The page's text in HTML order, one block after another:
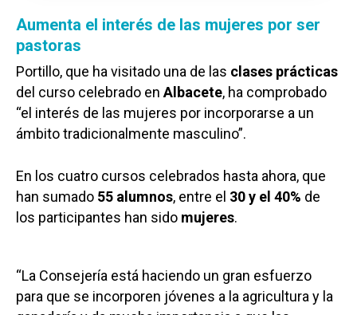
Aumenta el interés de las mujeres por ser
pastoras
Portillo, que ha visitado una de las clases prácticas
del curso celebrado en Albacete, ha comprobado
“el interés de las mujeres por incorporarse a un
ámbito tradicionalmente masculino”.
En los cuatro cursos celebrados hasta ahora, que
han sumado 55 alumnos, entre el 30 y el 40% de
los participantes han sido mujeres.
“La Consejería está haciendo un gran esfuerzo
para que se incorporen jóvenes a la agricultura y la